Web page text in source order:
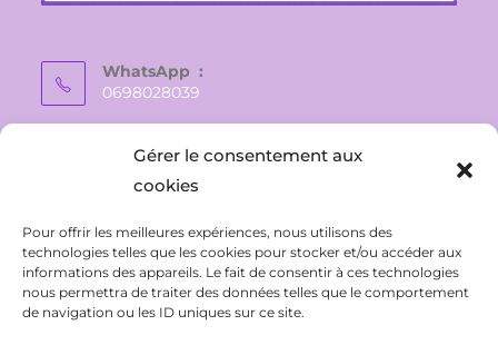
Gérer le consentement aux
cookies
Pour offrir les meilleures expériences, nous utilisons des
technologies telles que les cookies pour stocker et/ou accéder aux
informations des appareils. Le fait de consentir à ces technologies
nous permettra de traiter des données telles que le comportement
de navigation ou les ID uniques sur ce site.
WhatsApp :
0698028039
vaite.e.tiare@gmail.com